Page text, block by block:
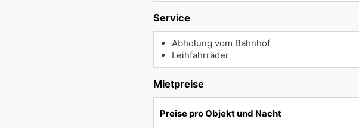
Service
Abholung vom Bahnhof
Leihfahrräder
Mietpreise
Preise pro Objekt und Nacht